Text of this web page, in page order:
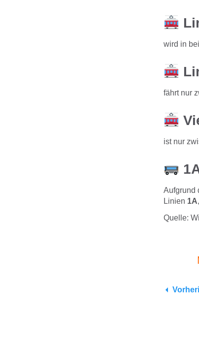
wird in
fährt nur
ist nur
Aufgrund
Linien 1A,
Quelle: